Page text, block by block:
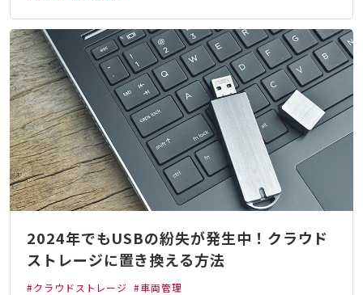
2024年でもUSBの紛失が発生中！クラウド
ストレージに置き換える方法
#クラウドストレージ #車両管理